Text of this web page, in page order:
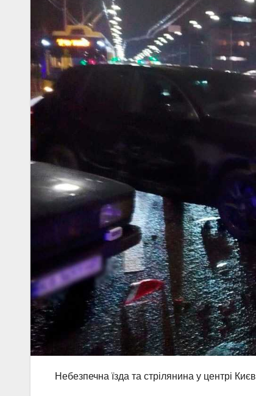
Небезпечна їзда та стрілянина у центрі